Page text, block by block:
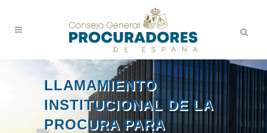
LLAMAMIENTO
INSTITUCIONAL DE LA
PROCURA PARA